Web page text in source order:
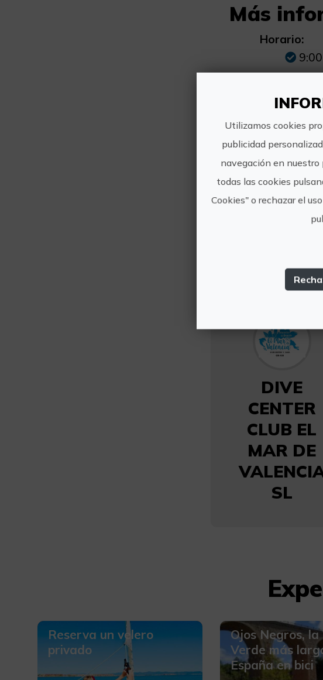
Más
Horario:
Precio:
Cómo
Otra
DIVE
CENTER
CLUB EL
MAR DE
SL
Reserva un velero
privado
Ojos Negros, la
Verde más
España en bici
Utilizamos cookies
publicidad
navegación en nuestro
todas las cookies
Cookies" o rechazar el